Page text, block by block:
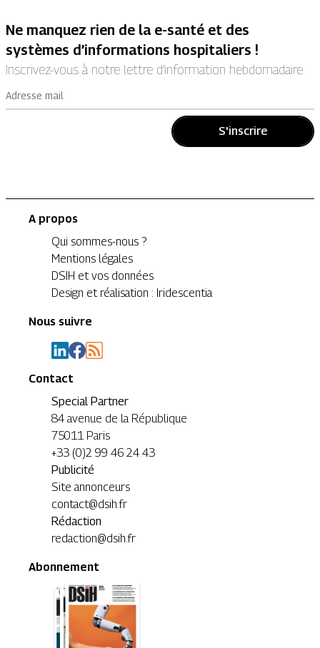
Ne manquez rien de la e-santé et des
systèmes d’informations hospitaliers !
Inscrivez-vous à notre lettre d’information hebdomadaire.
Adresse mail
S'inscrire
A propos
Qui sommes-nous ?
Mentions légales
DSIH et vos données
Design et réalisation : Iridescentia
Nous suivre
Contact
Special Partner
84 avenue de la République
75011 Paris
+33 (0)2 99 46 24 43
Publicité
Site annonceurs
contact@dsih.fr
Rédaction
redaction@dsih.fr
Abonnement